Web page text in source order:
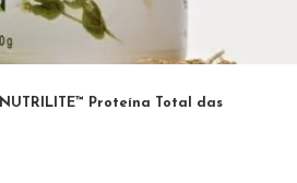
NUTRILITE™ Proteína Total das